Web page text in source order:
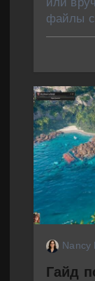
файлы
Nancy
Гайд